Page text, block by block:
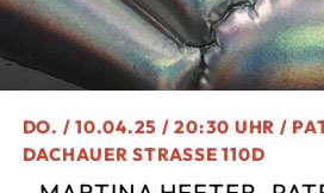
DO. / 10.04.25 / 20:30 UHR /
DACHAUER STRASSE 110D